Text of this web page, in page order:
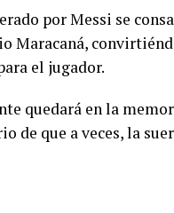
por Messi se
Maracaná,
el jugador.
quedará en la
de que a veces, la